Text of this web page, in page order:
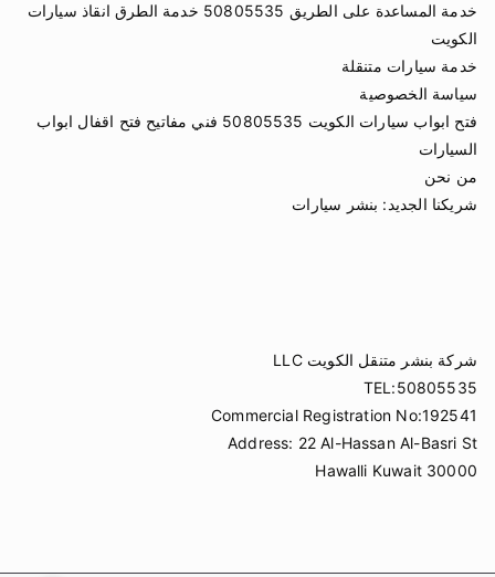
خدمة المساعدة على الطريق 50805535 خدمة الطرق انقاذ سيارات
الكويت
خدمة سيارات متنقلة
سياسة الخصوصية
فتح ابواب سيارات الكويت 50805535 فني مفاتيح فتح اقفال ابواب
السيارات
من نحن
شريكنا الجديد: بنشر سيارات
شركة بنشر متنقل الكويت LLC
TEL:50805535
Commercial Registration No:192541
Address: 22 Al-Hassan Al-Basri St
Hawalli Kuwait 30000